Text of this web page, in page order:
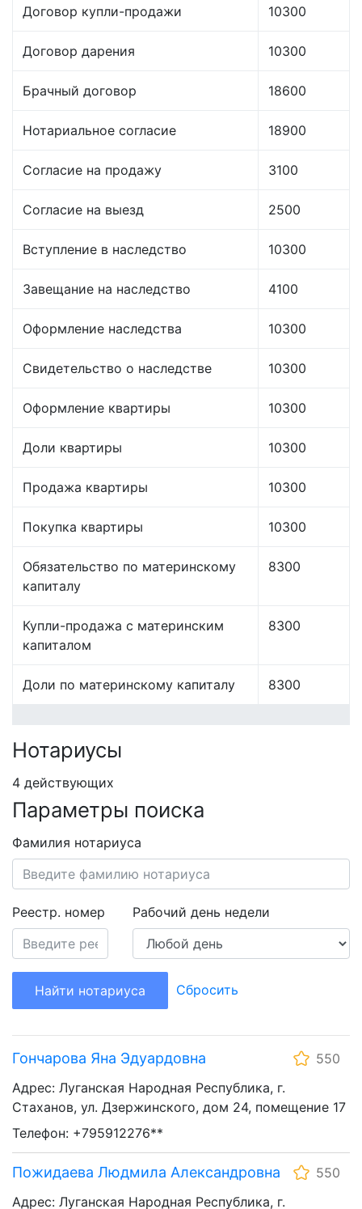
Договор купли-продажи 10300
Договор дарения 10300
Брачный договор 18600
Нотариальное согласие 18900
Согласие на продажу 3100
Согласие на выезд 2500
Вступление в наследство 10300
Завещание на наследство 4100
Оформление наследства 10300
Свидетельство о наследстве 10300
Оформление квартиры 10300
Доли квартиры 10300
Продажа квартиры 10300
Покупка квартиры 10300
Обязательство по материнскому
капиталу
8300
Купли-продажа с материнским
капиталом
8300
Доли по материнскому капиталу 8300
Нотариусы
4 действующих
Параметры поиска
Фамилия нотариуса
Реестр. номер Рабочий день недели
Найти нотариуса Сбросить
Гончарова Яна Эдуардовна
550
Адрес: Луганская Народная Республика, г.
Стаханов, ул. Дзержинского, дом 24, помещение 17
Телефон: +795912276**
Пожидаева Людмила Александровна
550
Адрес: Луганская Народная Республика, г.